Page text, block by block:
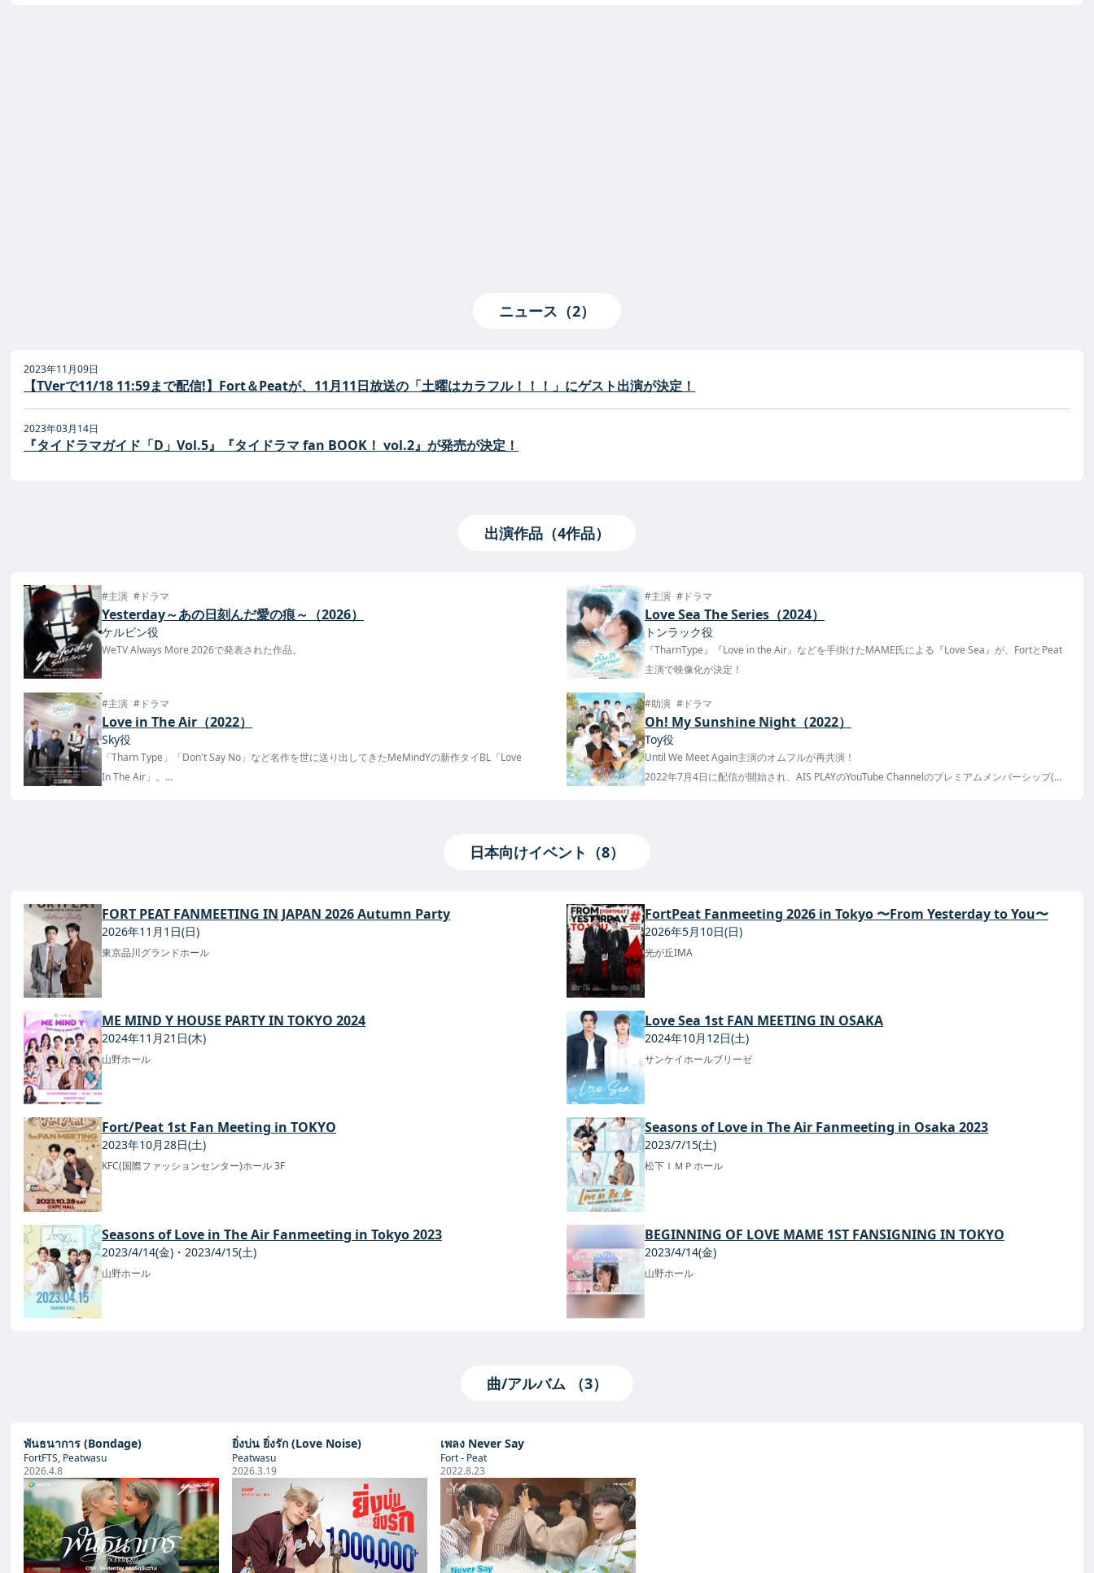
ニュース（2）
2023年11月09日
【TVerで11/18 11:59まで配信!】Fort＆Peatが、11月11日放送の「土曜はカラフル！！！」にゲスト出演が決定！
2023年03月14日
『タイドラマガイド「D」Vol.5』『タイドラマ fan BOOK！ vol.2』が発売が決定！
出演作品（4作品）
#主演 #ドラマ
Yesterday～あの日刻んだ愛の痕～（2026）
ケルビン役
WeTV Always More 2026で発表された作品。
#主演 #ドラマ
Love Sea The Series（2024）
トンラック役
『TharnType』『Love in the Air』などを手掛けたMAME氏による『Love Sea』が、FortとPeat
主演で映像化が決定！
#主演 #ドラマ
Love in The Air（2022）
Sky役
「Tharn Type」「Don't Say No」など名作を世に送り出してきたMeMindYの新作タイBL「Love
In The Air」。
#助演 #ドラマ
Oh! My Sunshine Night（2022）
Toy役
Until We Meet Again主演のオムフルが再共演！
2022年7月4日に配信が開始され、AIS PLAYのYouTube Channelのプレミアムメンバーシップ(月
日本向けイベント（8）
FORT PEAT FANMEETING IN JAPAN 2026 Autumn Party
2026年11月1日(日)
東京品川グランドホール
FortPeat Fanmeeting 2026 in Tokyo 〜From Yesterday to You〜
2026年5月10日(日)
光が丘IMA
ME MIND Y HOUSE PARTY IN TOKYO 2024
2024年11月21日(木)
山野ホール
Love Sea 1st FAN MEETING IN OSAKA
2024年10月12日(土)
サンケイホールブリーゼ
Fort/Peat 1st Fan Meeting in TOKYO
2023年10月28日(土)
KFC(国際ファッションセンター)ホール 3F
Seasons of Love in The Air Fanmeeting in Osaka 2023
2023/7/15(土)
松下ＩＭＰホール
Seasons of Love in The Air Fanmeeting in Tokyo 2023
2023/4/14(金)・2023/4/15(土)
山野ホール
BEGINNING OF LOVE MAME 1ST FANSIGNING IN TOKYO
2023/4/14(金)
山野ホール
曲/アルバム （3）
พันธนาการ (Bondage)
FortFTS, Peatwasu
2026.4.8
ยิ่งบ่น ยิ่งรัก (Love Noise)
Peatwasu
2026.3.19
เพลง Never Say
Fort - Peat
2022.8.23